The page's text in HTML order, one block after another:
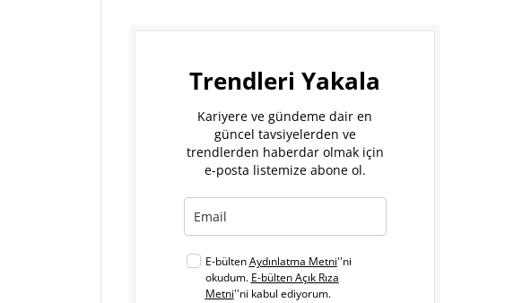
Trendleri Yakala
Kariyere ve gündeme dair en
güncel tavsiyelerden ve
trendlerden haberdar olmak için
e-posta listemize abone ol.
E-bültenAydınlatma Metni''ni
okudum. E-bülten Açık Rıza
Metni''ni kabul ediyorum.